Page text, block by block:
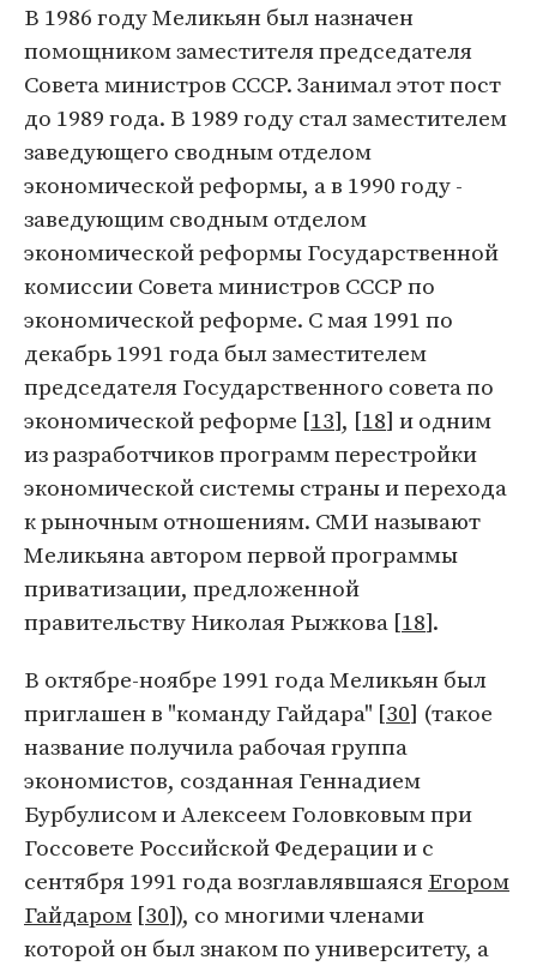
В 1986 году Меликьян был назначен
помощником заместителя председателя
Совета министров СССР. Занимал этот пост
до 1989 года. В 1989 году стал заместителем
заведующего сводным отделом
экономической реформы, а в 1990 году -
заведующим сводным отделом
экономической реформы Государственной
комиссии Совета министров СССР по
экономической реформе. С мая 1991 по
декабрь 1991 года был заместителем
председателя Государственного совета по
экономической реформе [13], [18] и одним
из разработчиков программ перестройки
экономической системы страны и перехода
к рыночным отношениям. СМИ называют
Меликьяна автором первой программы
приватизации, предложенной
правительству Николая Рыжкова [18].
В октябре-ноябре 1991 года Меликьян был
приглашен в "команду Гайдара" [30] (такое
название получила рабочая группа
экономистов, созданная Геннадием
Бурбулисом и Алексеем Головковым при
Госсовете Российской Федерации и с
сентября 1991 года возглавлявшаясяЕгором
Гайдаром [30]), со многими членами
которой он был знаком по университету, а